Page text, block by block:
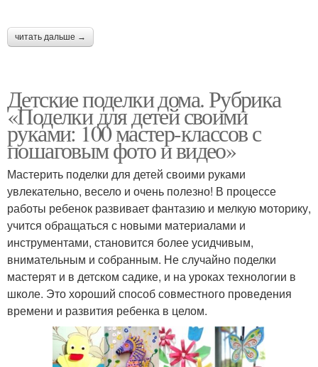
читать дальше →
Детские поделки дома. Рубрика
«Поделки для детей своими
руками: 100 мастер-классов с
пошаговым фото и видео»
Мастерить поделки для детей своими руками
увлекательно, весело и очень полезно! В процессе
работы ребенок развивает фантазию и мелкую моторику,
учится обращаться с новыми материалами и
инструментами, становится более усидчивым,
внимательным и собранным. Не случайно поделки
мастерят и в детском садике, и на уроках технологии в
школе. Это хороший способ совместного проведения
времени и развития ребенка в целом.